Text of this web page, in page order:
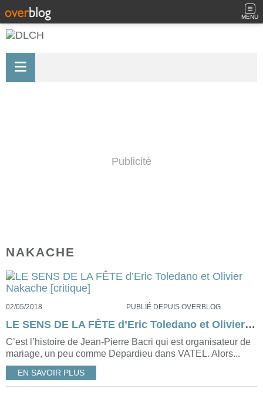
MENU
Publicité
NAKACHE
02/05/2018 PUBLIÉ DEPUIS OVERBLOG
LE SENS DE LA FÊTE d’Eric Toledano et Olivier Nakache [critique]
C’est l’histoire de Jean-Pierre Bacri qui est organisateur de
mariage, un peu comme Depardieu dans VATEL. Alors...
EN SAVOIR PLUS